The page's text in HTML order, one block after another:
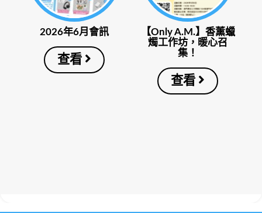
2026年6月會訊
查看
【Only A.M.】香薰蠟
燭工作坊，暖心召
集！
查看